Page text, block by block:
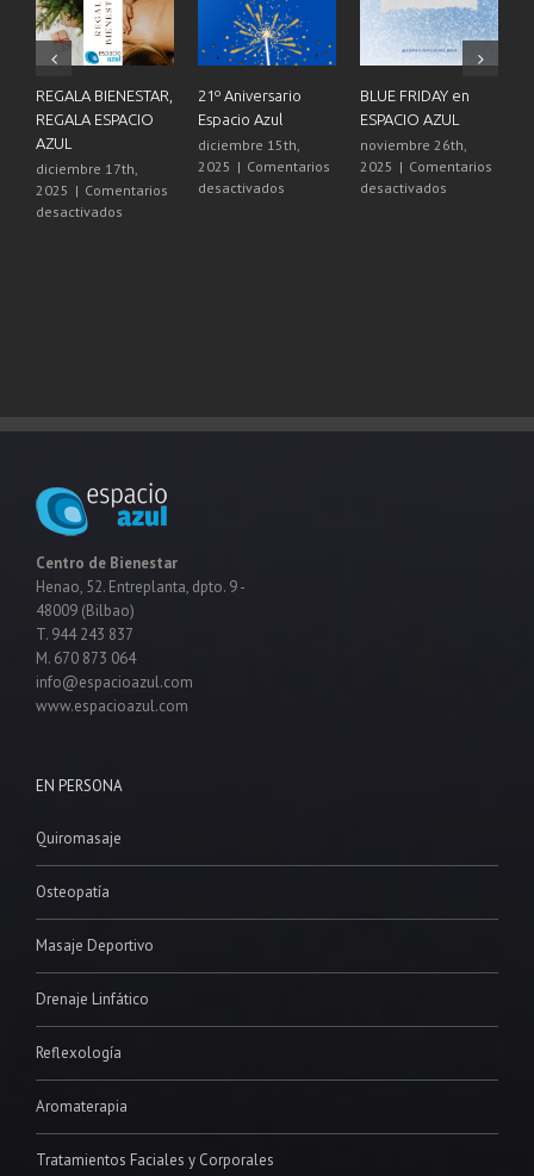
REGALA BIENESTAR,
REGALA ESPACIO
AZUL
diciembre 17th,
2025 | Comentarios
desactivados
21º Aniversario
Espacio Azul
diciembre 15th,
2025 | Comentarios
desactivados
BLUE FRIDAY en
ESPACIO AZUL
noviembre 26th,
2025 | Comentarios
desactivados
Centro de Bienestar
Henao, 52. Entreplanta, dpto. 9 -
48009 (Bilbao)
T. 944 243 837
M. 670 873 064
info@espacioazul.com
www.espacioazul.com
EN PERSONA
Quiromasaje
Osteopatía
Masaje Deportivo
Drenaje Linfático
Reflexología
Aromaterapia
Tratamientos Faciales y Corporales